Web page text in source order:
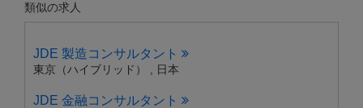
類似の求人
JDE 製造コンサルタント
東京（ハイブリッド） , 日本
JDE 金融コンサルタント